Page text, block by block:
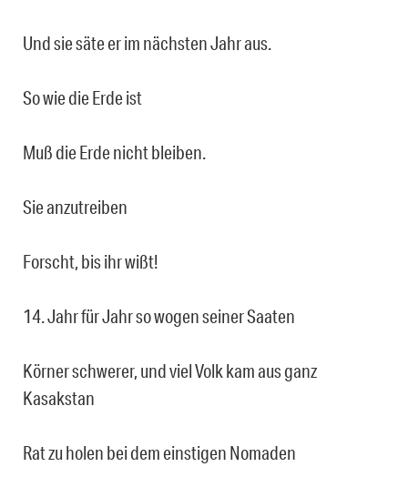
Und sie säte er im nächsten Jahr aus.
So wie die Erde ist
Muß die Erde nicht bleiben.
Sie anzutreiben
Forscht, bis ihr wißt!
14. Jahr für Jahr so wogen seiner Saaten
Körner schwerer, und viel Volk kam aus ganz
Kasakstan
Rat zu holen bei dem einstigen Nomaden